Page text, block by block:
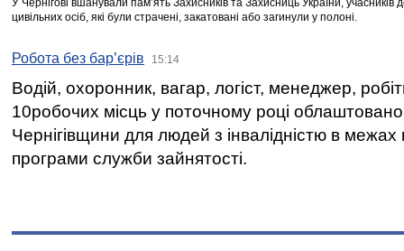
У Чернігові вшанували пам’ять Захисників та Захисниць України,
цивільних осіб, які були страчені, закатовані або загинули у полоні.
Робота без бар’єрів 15:14
Водій, охоронник, вагар, логіст, менеджер,
10робочих місць у поточному році
Чернігівщини для людей з інвалідністю в межах
програми служби зайнятості.